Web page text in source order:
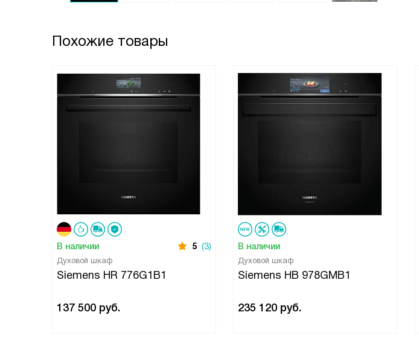
Похожие товары
В наличии 5 (3)
Духовой шкаф
Siemens HR 776G1B1
137 500 руб.
В наличии
Духовой шкаф
Siemens HB 978GMB1
235 120 руб.